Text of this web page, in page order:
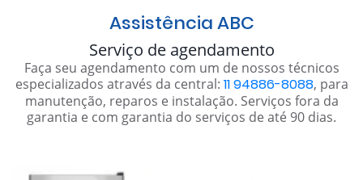
Assistência ABC
Serviço de agendamento
Faça seu agendamento com um de nossos técnicos
especializados através da central: 11 94886-8088, para
manutenção, reparos e instalação. Serviços fora da
garantia e com garantia do serviços de até 90 dias.